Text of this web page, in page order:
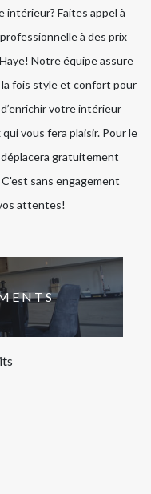
intérieur? Faites appel à
à des prix
Notre équipe assure
fois style et confort pour
votre intérieur
vous fera plaisir. Pour le
gratuitement
sans engagement
attentes!